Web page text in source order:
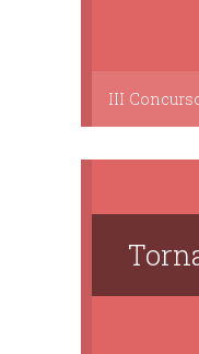
III